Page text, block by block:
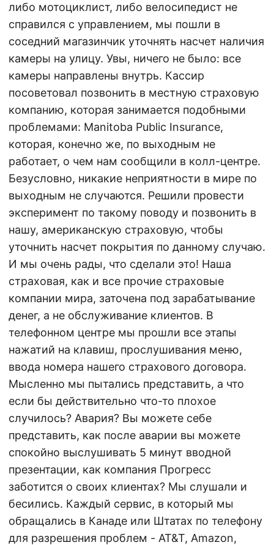
либо мотоциклист, либо велосипедист не
справился с управлением, мы пошли в
соседний магазинчик уточнять насчет наличия
камеры на улицу. Увы, ничего не было: все
камеры направлены внутрь. Кассир
посоветовал позвонить в местную страховую
компанию, которая занимается подобными
проблемами: Manitoba Public Insurance,
которая, конечно же, по выходным не
работает, о чем нам сообщили в колл-центре.
Безусловно, никакие неприятности в мире по
выходным не случаются. Решили провести
эксперимент по такому поводу и позвонить в
нашу, американскую страховую, чтобы
уточнить насчет покрытия по данному случаю.
И мы очень рады, что сделали это! Наша
страховая, как и все прочие страховые
компании мира, заточена под зарабатывание
денег, а не обслуживание клиентов. В
телефонном центре мы прошли все этапы
нажатий на клавиш, прослушивания меню,
ввода номера нашего страхового договора.
Мысленно мы пытались представить, а что
если бы действительно что-то плохое
случилось? Авария? Вы можете себе
представить, как после аварии вы можете
спокойно выслушивать 5 минут вводной
презентации, как компания Прогресс
заботится о своих клиентах? Мы слушали и
бесились. Каждый сервис, в который мы
обращались в Канаде или Штатах по телефону
для разрешения проблем - AT&T, Amazon,